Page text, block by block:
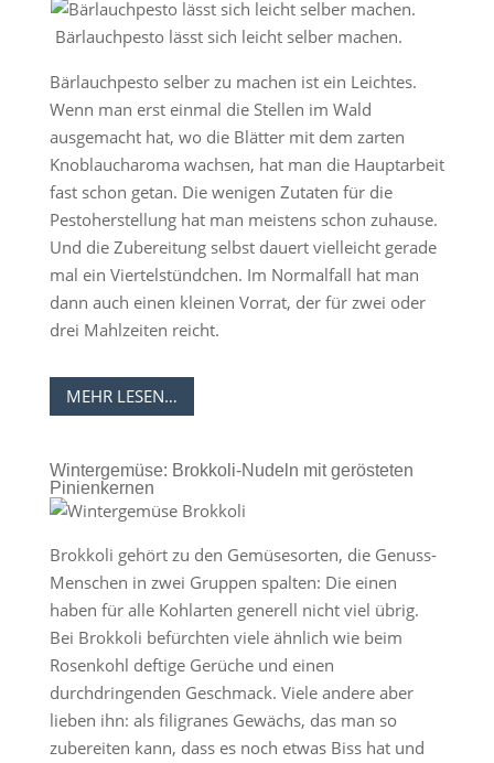
Bärlauchpesto lässt sich leicht selber machen.
Bärlauchpesto selber zu machen ist ein Leichtes.
Wenn man erst einmal die Stellen im Wald
ausgemacht hat, wo die Blätter mit dem zarten
Knoblaucharoma wachsen, hat man die Hauptarbeit
fast schon getan. Die wenigen Zutaten für die
Pestoherstellung hat man meistens schon zuhause.
Und die Zubereitung selbst dauert vielleicht gerade
mal ein Viertelstündchen. Im Normalfall hat man
dann auch einen kleinen Vorrat, der für zwei oder
drei Mahlzeiten reicht.
MEHR LESEN…
Wintergemüse: Brokkoli-Nudeln mit gerösteten
Pinienkernen
Brokkoli gehört zu den Gemüsesorten, die Genuss-
Menschen in zwei Gruppen spalten: Die einen
haben für alle Kohlarten generell nicht viel übrig.
Bei Brokkoli befürchten viele ähnlich wie beim
Rosenkohl deftige Gerüche und einen
durchdringenden Geschmack. Viele andere aber
lieben ihn: als filigranes Gewächs, das man so
zubereiten kann, dass es noch etwas Biss hat und